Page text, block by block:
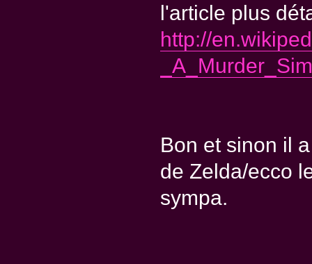
l'article plus
http://
Bon et sinon il
de Zelda/ecco
sympa.